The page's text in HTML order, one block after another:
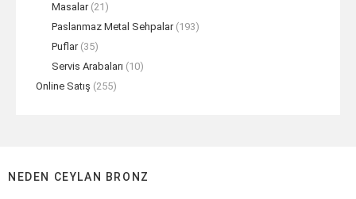
Masalar (21)
Paslanmaz Metal Sehpalar (193)
Puflar (35)
Servis Arabaları (10)
Online Satış (255)
NEDEN CEYLAN BRONZ